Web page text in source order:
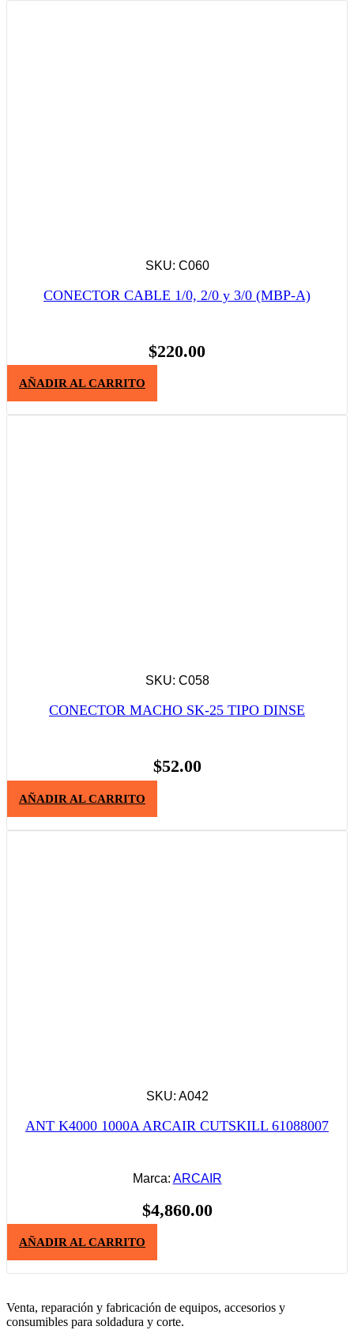
SKU: C060
CONECTOR CABLE 1/0, 2/0 y 3/0 (MBP-A)
$220.00
AÑADIR AL CARRITO
SKU: C058
CONECTOR MACHO SK-25 TIPO DINSE
$52.00
AÑADIR AL CARRITO
SKU: A042
ANT K4000 1000A ARCAIR CUTSKILL 61088007
Marca: ARCAIR
$4,860.00
AÑADIR AL CARRITO
Venta, reparación y fabricación de equipos, accesorios y
consumibles para soldadura y corte.